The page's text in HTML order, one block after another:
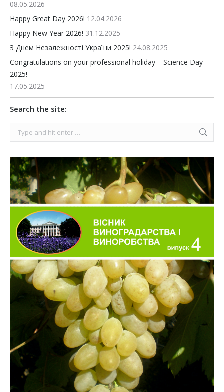
08.05.2026
Happy Great Day 2026! 12.04.2026
Happy New Year 2026! 31.12.2025
З Днем Незалежності України 2025! 24.08.2025
Congratulations on your professional holiday – Science Day
2025!
17.05.2025
Search the site: